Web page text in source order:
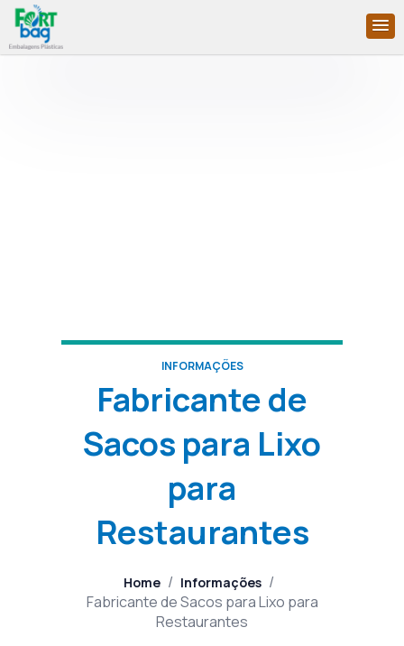
INFORMAÇÕES
Fabricante de
Sacos para Lixo
para
Restaurantes
Home / Informações /
Fabricante de Sacos para Lixo para
Restaurantes